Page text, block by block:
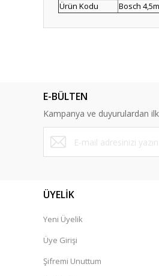
Ürün Kodu
Bosch
Ürün bilgilerinde hatalar
Ürün fiyatı diğer
Bu ürüne benzer farklı
E-BÜLTEN
Kampanya ve duyurulardan
ÜYELİK
Yeni Üyelik
Üye Girişi
Şifremi Unuttum